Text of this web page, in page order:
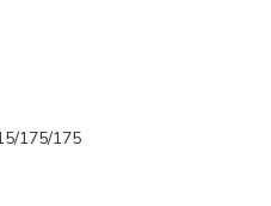
175/175